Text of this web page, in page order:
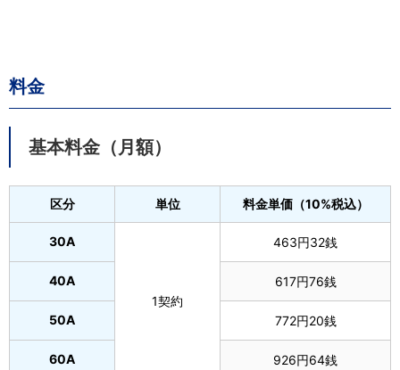
料金
基本料金（月額）
区分 単位 料金単価（10%税込）
30A
1契約
463円32銭
40A 617円76銭
50A 772円20銭
60A 926円64銭